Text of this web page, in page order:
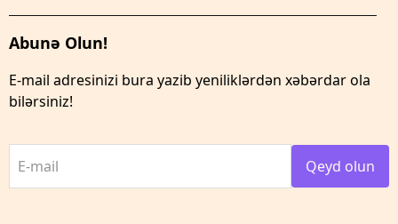
Abunə Olun!
E-mail adresinizi bura yazib yeniliklərdən xəbərdar ola
bilərsiniz!
E-mail Qeyd olun